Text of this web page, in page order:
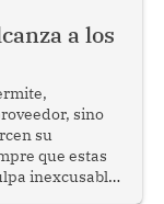
a los
sino
su
que estas
inexcusable